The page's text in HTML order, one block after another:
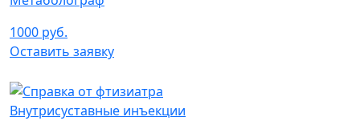
1000 руб.
Оставить заявку
Внутрисуставные инъекции